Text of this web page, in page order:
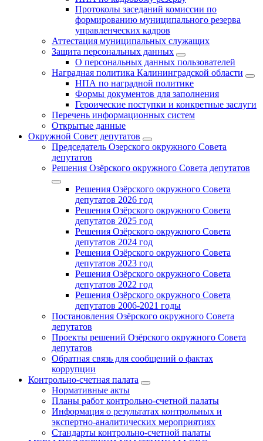
Протоколы заседаний комиссии по
формированию муниципального резерва
управленческих кадров
Аттестация муниципальных служащих
Защита персональных данных
О персональных данных пользователей
Наградная политика Калининградской области
НПА по наградной политике
Формы документов для заполнения
Героические поступки и конкретные заслуги
Перечень информационных систем
Открытые данные
Окружной Совет депутатов
Председатель Озерского окружного Совета
депутатов
Решения Озёрского окружного Совета депутатов
Решения Озёрского окружного Совета
депутатов 2026 год
Решения Озёрского окружного Совета
депутатов 2025 год
Решения Озёрского окружного Совета
депутатов 2024 год
Решения Озёрского окружного Совета
депутатов 2023 год
Решения Озёрского окружного Совета
депутатов 2022 год
Решения Озёрского окружного Совета
депутатов 2006-2021 годы
Постановления Озёрского окружного Совета
депутатов
Проекты решений Озёрского окружного Совета
депутатов
Обратная связь для сообщений о фактах
коррупции
Контрольно-счетная палата
Нормативные акты
Планы работ контрольно-счетной палаты
Информация о результатах контрольных и
экспертно-аналитических мероприятиях
Стандарты контрольно-счетной палаты